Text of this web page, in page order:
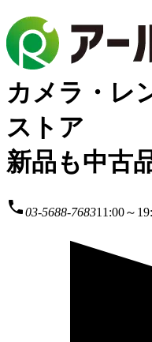
カメラ・レ
ストア
新品も中古
local_phone03-5688-768311:00～